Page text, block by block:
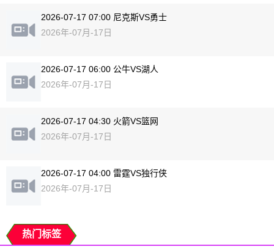
2026-07-17 07:00 尼克斯VS勇士
2026年-07月-17日
2026-07-17 06:00 公牛VS湖人
2026年-07月-17日
2026-07-17 04:30 火箭VS篮网
2026年-07月-17日
2026-07-17 04:00 雷霆VS独行侠
2026年-07月-17日
热门标签